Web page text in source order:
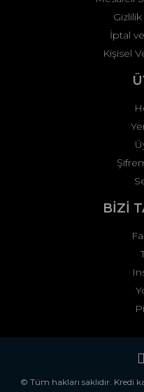
İptal
Kişisel
BİZİ
© Tüm hakları saklıdır. Kredi